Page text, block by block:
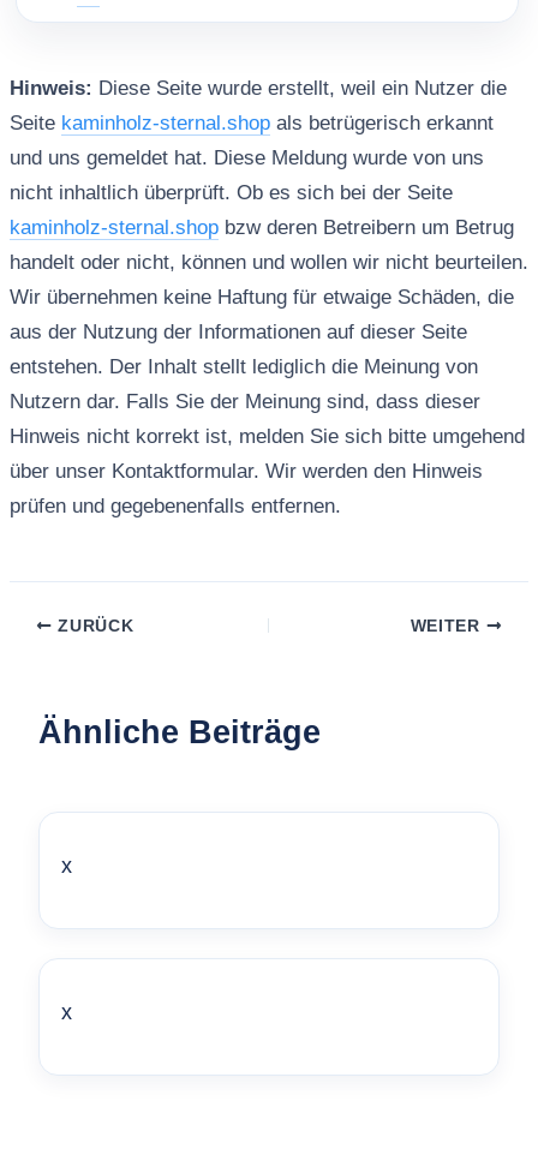
Hinweis: Diese Seite wurde erstellt, weil ein Nutzer die
Seite kaminholz-sternal.shopals betrügerisch erkannt
und uns gemeldet hat. Diese Meldung wurde von uns
nicht inhaltlich überprüft. Ob es sich bei der Seite
kaminholz-sternal.shopbzw deren Betreibern um Betrug
handelt oder nicht, können und wollen wir nicht beurteilen.
Wir übernehmen keine Haftung für etwaige Schäden, die
aus der Nutzung der Informationen auf dieser Seite
entstehen. Der Inhalt stellt lediglich die Meinung von
Nutzern dar. Falls Sie der Meinung sind, dass dieser
Hinweis nicht korrekt ist, melden Sie sich bitte umgehend
über unser Kontaktformular. Wir werden den Hinweis
prüfen und gegebenenfalls entfernen.
ZURÜCK WEITER
Ähnliche Beiträge
x
x